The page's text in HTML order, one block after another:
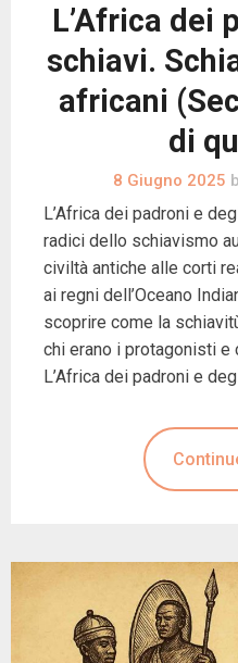
L’Africa dei
schiavi.
africani
di
8 Giugno 2025
L’Africa dei padroni e
radici dello schiavismo
civiltà antiche alle corti
ai regni dell’Oceano
scoprire come la
chi erano i protagonisti e
L’Africa dei padroni e